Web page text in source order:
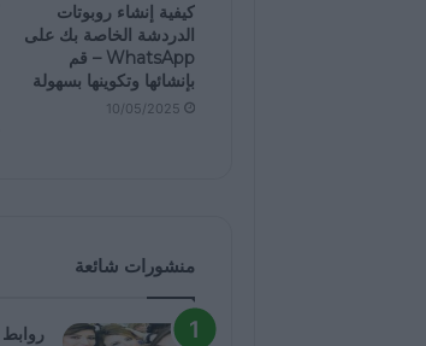
كيفية إنشاء روبوتات
الدردشة الخاصة بك على
WhatsApp – قم
بإنشائها وتكوينها بسهولة
10/05/2025
منشورات شائعة